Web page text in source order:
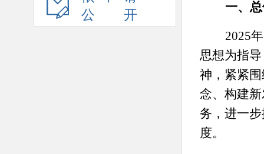
公开
一、
2025
思想为指
神，紧紧
念、构建
务，进一
度。